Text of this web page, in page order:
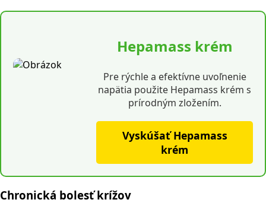
Hepamass krém
Pre rýchle a efektívne uvoľnenie
napätia použite Hepamass krém s
prírodným zložením.
Vyskúšať Hepamass
krém
Chronická bolesť krížov